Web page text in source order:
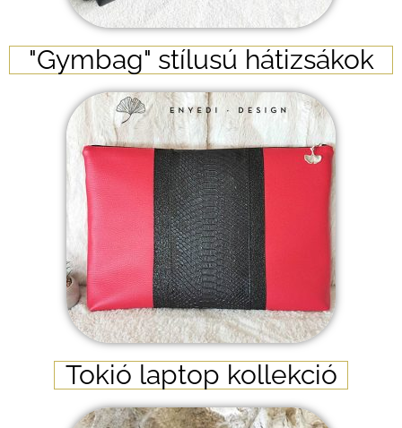
"Gymbag" stílusú hátizsákok
Tokió laptop kollekció